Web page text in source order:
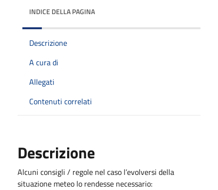
INDICE DELLA PAGINA
Descrizione
A cura di
Allegati
Contenuti correlati
Descrizione
Alcuni consigli / regole nel caso l’evolversi della
situazione meteo lo rendesse necessario: